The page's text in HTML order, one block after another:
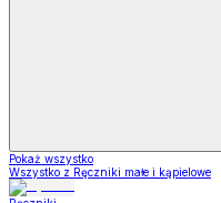
Pokaż wszystko
Wszystko z Ręczniki małe i kąpielowe